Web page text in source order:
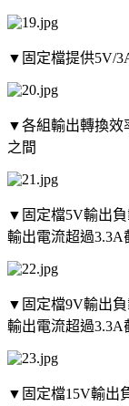
▼固定檔提供5V/
▼各組輸出轉換效
之間
▼固定檔5V輸出負
輸出電流超過3.3A
▼固定檔9V輸出負
輸出電流超過3.3A
▼固定檔15V輸出